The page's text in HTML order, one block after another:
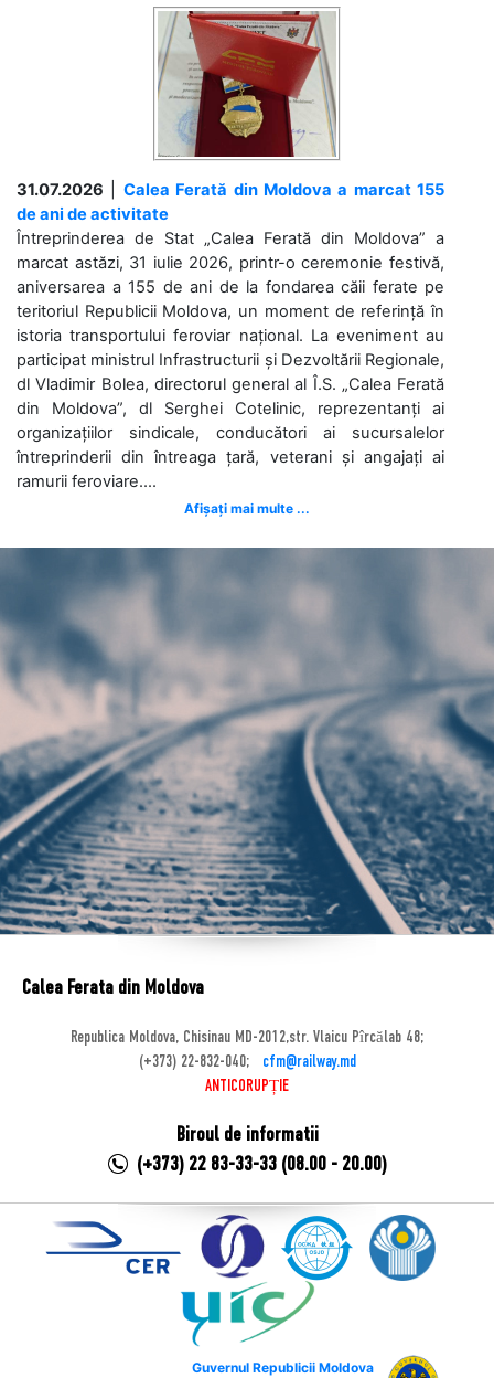
31.07.2026
Calea Ferată din Moldova a marcat 155
de ani de activitate
Întreprinderea de Stat „Calea Ferată din Moldova” a
marcat astăzi, 31 iulie 2026, printr-o ceremonie festivă,
aniversarea a 155 de ani de la fondarea căii ferate pe
teritoriul Republicii Moldova, un moment de referință în
istoria transportului feroviar național. La eveniment au
participat ministrul Infrastructurii și Dezvoltării Regionale,
dl Vladimir Bolea, directorul general al Î.S. „Calea Ferată
din Moldova”, dl Serghei Cotelinic, reprezentanți ai
organizațiilor sindicale, conducători ai sucursalelor
întreprinderii din întreaga țară, veterani și angajați ai
ramurii feroviare....
Afișați mai multe ...
Calea Ferata din Moldova
Republica Moldova, Chisinau MD-2012,str. Vlaicu Pîrcălab 48;
(+373) 22-832-040;
cfm@railway.md
ANTICORUPȚIE
Biroul de informatii
(+373) 22 83-33-33 (08.00 - 20.00)
Guvernul Republicii Moldova